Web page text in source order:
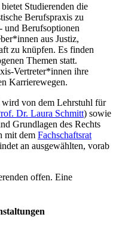
Studierenden die
Berufspraxis zu
und Berufsoptionen
aus Justiz,
zu knüpfen. Es finden
Themen statt.
Vertreter*innen ihre
Karrierewegen.
von dem Lehrstuhl für
Dr. Laura Schmitt) sowie
Grundlagen des Rechts
mit dem Fachschaftsrat
an ausgewählten, vorab
offen. Eine